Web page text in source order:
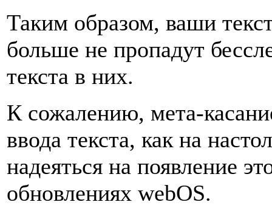
Таким образом, ваши
больше не пропадут
текста в них.
К сожалению, мета-
ввода текста, как на
надеяться на появление
обновлениях webOS.